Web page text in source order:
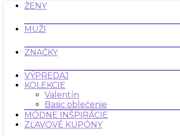
ŽENY
MUŽI
ZNAČKY
VÝPREDAJ
KOLEKCIE
Valentín
Basic oblečenie
MÓDNE INŠPIRÁCIE
ZĽAVOVÉ KUPÓNY